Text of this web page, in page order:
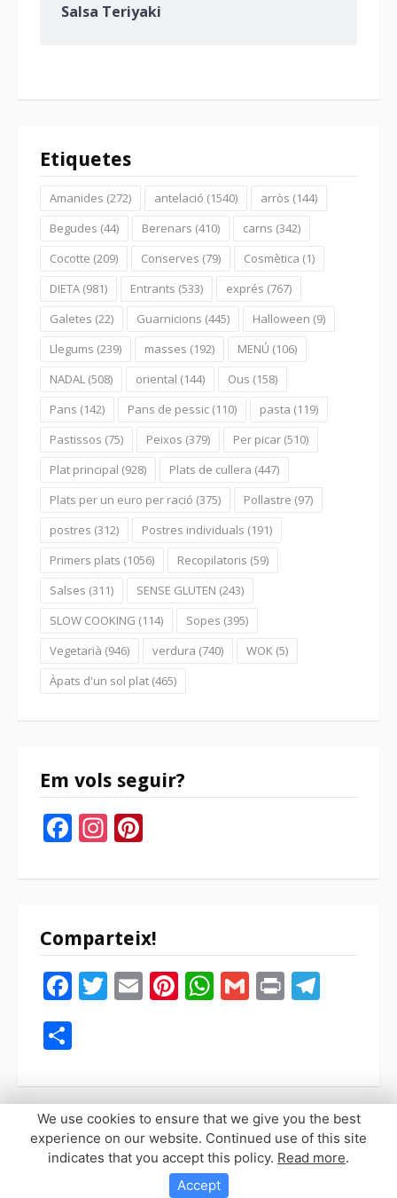
Salsa Teriyaki
Etiquetes
Amanides (272) antelació (1540) arròs (144)
Begudes (44) Berenars (410) carns (342)
Cocotte (209) Conserves (79) Cosmètica (1)
DIETA (981) Entrants (533) exprés (767)
Galetes (22) Guarnicions (445) Halloween (9)
Llegums (239) masses (192) MENÚ (106)
NADAL (508) oriental (144) Ous (158)
Pans (142) Pans de pessic (110) pasta (119)
Pastissos (75) Peixos (379) Per picar (510)
Plat principal (928) Plats de cullera (447)
Plats per un euro per ració (375) Pollastre (97)
postres (312) Postres individuals (191)
Primers plats (1056) Recopilatoris (59)
Salses (311) SENSE GLUTEN (243)
SLOW COOKING (114) Sopes (395)
Vegetarià (946) verdura (740) WOK (5)
Àpats d'un sol plat (465)
Em vols seguir?
Facebook
Instagram
Comparteix!
Facebook
Twitter
EmailPinterest
WhatsApp
Gmail
Print
Copyright © 2026 Sopaypilla. Todos los derechos reservados.
Tema Fooding por
We use cookies to ensure that we give you the best
experience on our website. Continued use of this site
indicates that you accept this policy. Read more.
Accept